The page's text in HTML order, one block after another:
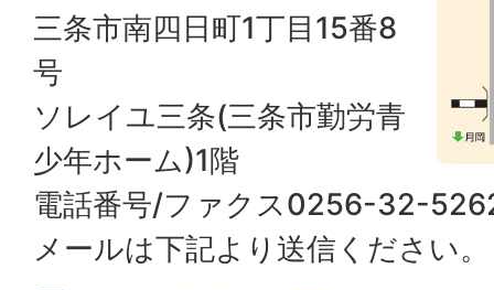
三条市南四日町1丁目15番8
号
ソレイユ三条(三条市勤労青
少年ホーム)1階
電話番号/ファクス0256-32-
メールは下記より送信ください。